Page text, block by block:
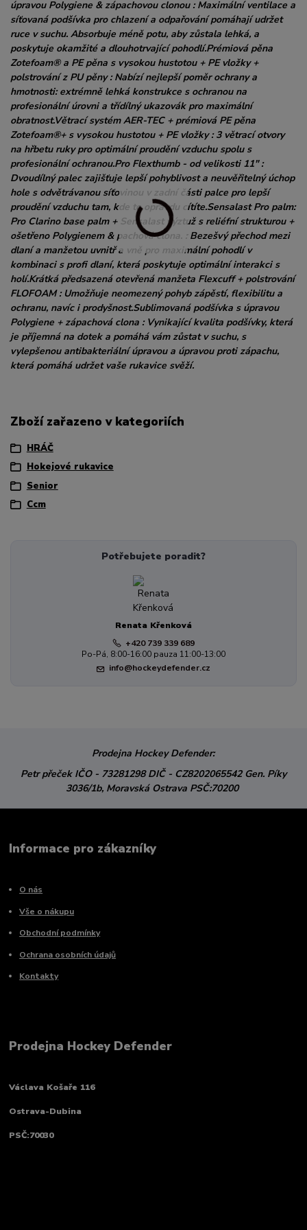
úpravou Polygiene & zápachovou clonou : Maximální ventilace a
síťovaná podšívka pro chlazení a odpařování pomáhají udržet
ruce v suchu. Absorbuje méně potu, aby zůstala lehká, a
poskytuje okamžité a dlouhotrvající pohodlí.Prémiová pěna
Zotefoam® a PE pěna s vysokou hustotou + PE vložky +
polstrování z PU pěny : Nabízí nejlepší poměr ochrany a
hmotnosti: extrémně lehká konstrukce s ochranou na
profesionální úrovni a třídílný ukazovák pro maximální
obratnost.Větrací systém AER-TEC + prémiová PE pěna
Zotefoam®+ s vysokou hustotou + PE vložky : 3 větrací otvory
na hřbetu ruky pro optimální proudění vzduchu spolu s
profesionální ochranou.Pro Flexthumb - od velikosti 11" :
Dvoudílný palec zajišťuje lepší pohyblivost a neuvěřitelný úchop
hole s odvětrávanou síťovinou v zadní části palce pro lepší
proudění vzduchu tam, kde to opravdu cítíte.Sensalast Pro palm:
Pro Clarino base palm + Sensalast výztuž s reliéfní strukturou +
ošetřeno Polygienem & pachová clona. : Bezešvý přechod mezi
dlaní a manžetou uvnitř a vně pro maximální pohodlí v
kombinaci s profi dlaní, která poskytuje optimální interakci s
holí.Krátká předsazená otevřená manžeta Flexcuff + polstrování
FLOFOAM : Umožňuje neomezený pohyb zápěstí, flexibilitu a
ochranu, navíc i prodyšnost.Sublimovaná podšívka s úpravou
Polygiene + zápachová clona : Vynikající kvalita podšívky, která
je příjemná na dotek a pomáhá vám zůstat v suchu, s
vylepšenou antibakteriální úpravou a úpravou proti zápachu,
která pomáhá udržet vaše rukavice svěží.
Zboží zařazeno v kategoriích
HRÁČ
Hokejové rukavice
Senior
Ccm
Potřebujete poradit?
Renata Křenková
+420 739 339 689
Po-Pá, 8:00-16:00 pauza 11:00-13:00
info@hockeydefender.cz
Prodejna Hockey Defender:
Petr přeček IČO - 73281298DIČ - CZ8202065542 Gen. Píky
3036/1b, Moravská Ostrava PSČ:70200
Informace pro zákazníky
O nás
Vše o nákupu
Obchodní podmínky
Ochrana osobních údajů
Kontakty
Prodejna Hockey Defender
Václava Košaře 116
Ostrava-Dubina
PSČ:70030